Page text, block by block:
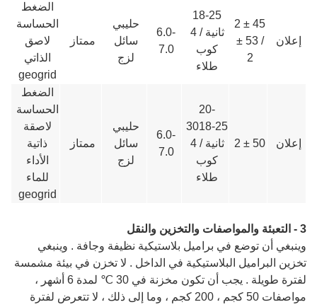
إعلان
45 ± 2
/ 53 ±
2
18-25
ثانية / 4
كوب
طلاء
6.0-
7.0
حليبي
سائل
لزج
ممتاز
الضغط
الحساسة
لاصق
الذاتي
geogrid
إعلان 50 ± 2
20-
3018-25
ثانية / 4
كوب
طلاء
6.0-
7.0
حليبي
سائل
لزج
ممتاز
الضغط
الحساسة
لاصقة
ذاتية
الأداء
للماء
geogrid
3 - التعبئة والمواصفات والتخزين والنقل
وينبغي أن توضع في براميل بلاستيكية نظيفة وجافة . وينبغي
تخزين البراميل البلاستيكية في الداخل . لا تخزن في بيئة مشمسة
لفترة طويلة . يجب أن تكون مخزنة في 30 ℃ لمدة 6 أشهر ،
مواصفات 50 كجم ، 200 كجم ، وما إلى ذلك ، لا تتعرض لفترة